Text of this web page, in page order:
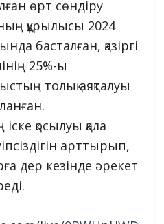
өрт сөндіру
құрылысы 2024
басталған, қазіргі
25%-ы
толық аяқталуы
қосылуы қала
арттырып,
дер кезінде әрекет